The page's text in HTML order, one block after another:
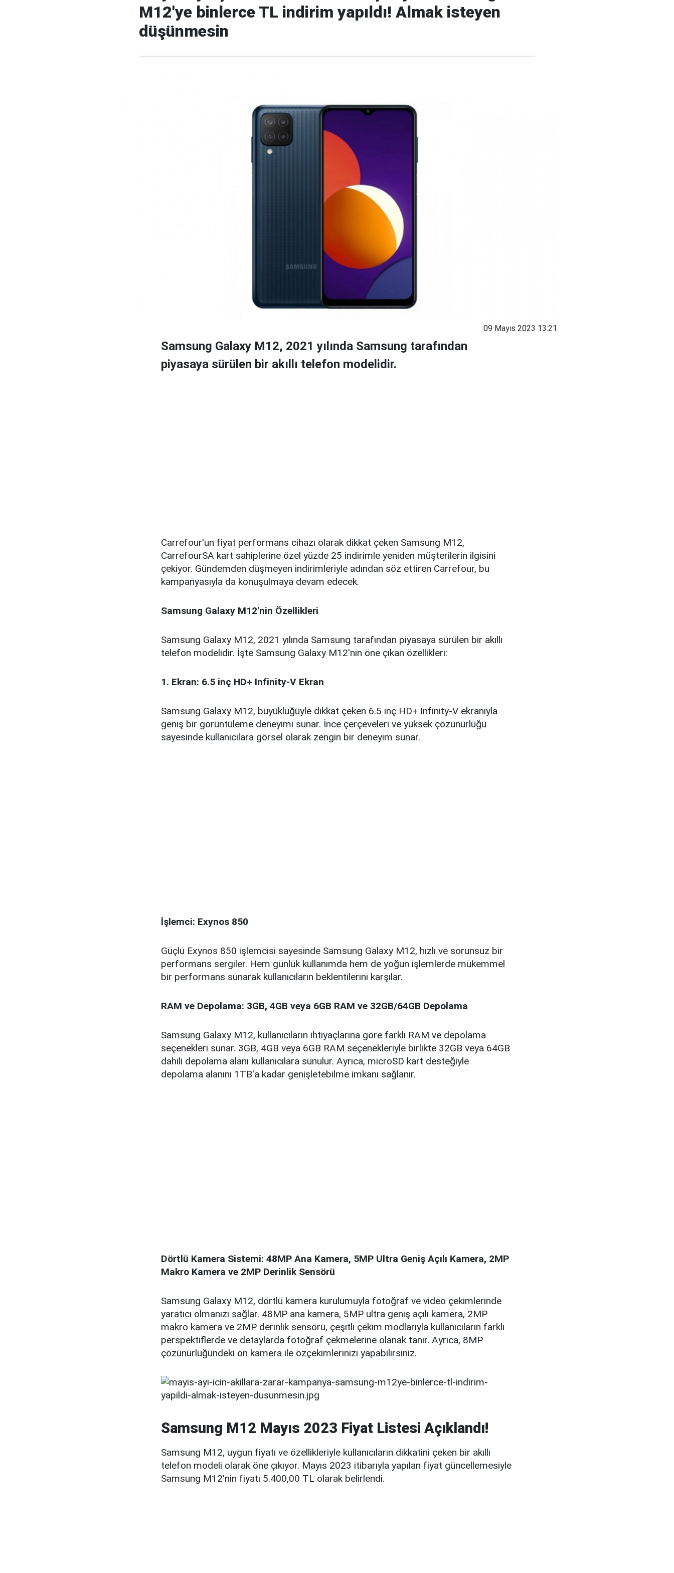
M12'ye binlerce TL indirim yapıldı! Almak isteyen
düşünmesin
09 Mayıs 2023 13:21
Samsung Galaxy M12, 2021 yılında Samsung tarafından
piyasaya sürülen bir akıllı telefon modelidir.
Carrefour'un fiyat performans cihazı olarak dikkat çeken Samsung M12,
CarrefourSA kart sahiplerine özel yüzde 25 indirimle yeniden müşterilerin ilgisini
çekiyor. Gündemden düşmeyen indirimleriyle adından söz ettiren Carrefour, bu
kampanyasıyla da konuşulmaya devam edecek.
Samsung Galaxy M12'nin Özellikleri
Samsung Galaxy M12, 2021 yılında Samsung tarafından piyasaya sürülen bir akıllı
telefon modelidir. İşte Samsung Galaxy M12'nin öne çıkan özellikleri:
1. Ekran: 6.5 inç HD+ Infinity-V Ekran
Samsung Galaxy M12, büyüklüğüyle dikkat çeken 6.5 inç HD+ Infinity-V ekranıyla
geniş bir görüntüleme deneyimi sunar. İnce çerçeveleri ve yüksek çözünürlüğü
sayesinde kullanıcılara görsel olarak zengin bir deneyim sunar.
İşlemci: Exynos 850
Güçlü Exynos 850 işlemcisi sayesinde Samsung Galaxy M12, hızlı ve sorunsuz bir
performans sergiler. Hem günlük kullanımda hem de yoğun işlemlerde mükemmel
bir performans sunarak kullanıcıların beklentilerini karşılar.
RAM ve Depolama: 3GB, 4GB veya 6GB RAM ve 32GB/64GB Depolama
Samsung Galaxy M12, kullanıcıların ihtiyaçlarına göre farklı RAM ve depolama
seçenekleri sunar. 3GB, 4GB veya 6GB RAM seçenekleriyle birlikte 32GB veya 64GB
dahili depolama alanı kullanıcılara sunulur. Ayrıca, microSD kart desteğiyle
depolama alanını 1TB'a kadar genişletebilme imkanı sağlanır.
Dörtlü Kamera Sistemi: 48MP Ana Kamera, 5MP Ultra Geniş Açılı Kamera, 2MP
Makro Kamera ve 2MP Derinlik Sensörü
Samsung Galaxy M12, dörtlü kamera kurulumuyla fotoğraf ve video çekimlerinde
yaratıcı olmanızı sağlar. 48MP ana kamera, 5MP ultra geniş açılı kamera, 2MP
makro kamera ve 2MP derinlik sensörü, çeşitli çekim modlarıyla kullanıcıların farklı
perspektiflerde ve detaylarda fotoğraf çekmelerine olanak tanır. Ayrıca, 8MP
çözünürlüğündeki ön kamera ile özçekimlerinizi yapabilirsiniz.
Samsung M12 Mayıs 2023 Fiyat Listesi Açıklandı!
Samsung M12, uygun fiyatı ve özellikleriyle kullanıcıların dikkatini çeken bir akıllı
telefon modeli olarak öne çıkıyor. Mayıs 2023 itibarıyla yapılan fiyat güncellemesiyle
Samsung M12'nin fiyatı 5.400,00 TL olarak belirlendi.